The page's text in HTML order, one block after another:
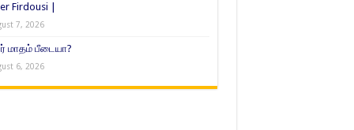
Firdousi |
7, 2026
மாதம் பீடையா?
6, 2026